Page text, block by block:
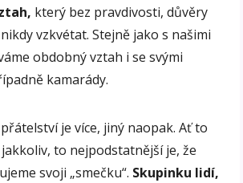
který bez pravdivosti, důvěry
vzkvétat. Stejně jako s našimi
obdobný vztah i se svými
kamarády.
je více, jiný naopak. Ať to
to nejpodstatnější je, že
svoji „smečku“. Skupinku lidí,